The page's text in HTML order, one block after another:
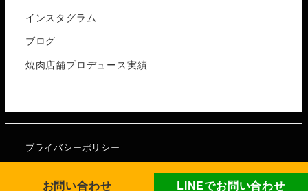
インスタグラム
ブログ
焼肉店舗プロデュース実績
プライバシーポリシー
お問い合わせ LINEでお問い合わせ